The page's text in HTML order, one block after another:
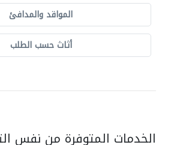
المواقد والمدافئ
أثاث حسب الطلب
الخدمات المتوفرة من نفس